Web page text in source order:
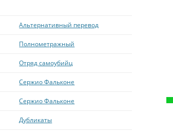
Альтернативный перевод
Полнометражный
Отряд самоубийц
Сержио Фальконе
Сержио Фальконе
Дубликаты